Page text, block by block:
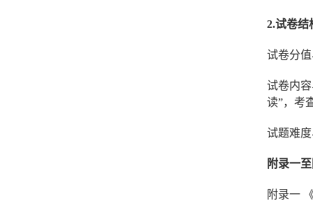
2.试卷结
试卷分值
试卷内
读”，考
试题难
附录一
附录一